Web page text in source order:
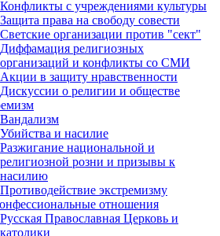
Конфликты с учреждениями культуры
Защита права на свободу совести
Светские организации против "сект"
Диффамация религиозных
организаций и конфликты со СМИ
Акции в защиту нравственности
Дискуссии о религии и обществе
Вандализм
Убийства и насилие
Разжигание национальной и
религиозной розни и призывы к
насилию
Противодействие экстремизму
отношения
Русская Православная Церковь и
католики